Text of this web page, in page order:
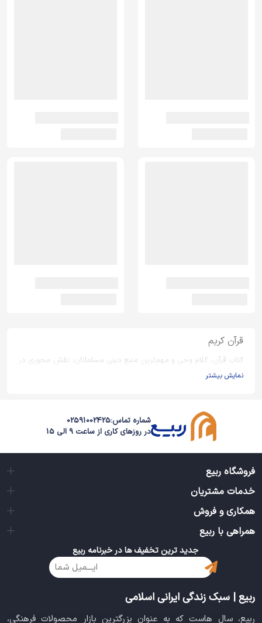
قرآن کریم
کتاب قرآن، کلام وحی و مهم‌ترین منبع دینی مسلمانان، نقش محوری در
زندگی فردی و اجتماعی هر مسلمانی دارد. در این دسته‌بندی، مجموعه‌ای
نسخه‌های آموزشی برای کودکان و نوجوانان است.
قرآن نفیس و قاب دار
قرآن‌های نفیس با جلدهای چرمی، قاب‌های چوبی یا جعبه‌های مخملی،
هم جنبه معنوی دارند و هم زیبایی بصری فوق‌العاده‌ای. این نسخه‌ها
سالگرد ازدواج یا ختم قرآن هستند. در این دسته می‌توانید قرآن‌های
نفیس با خط عثمان‌طه، ترجمه استاد الهی قمشه‌ای، فول‌رنگ، طلاکوب و
انواع ترجمه و تفسیر قرآن
برای بسیاری از افراد، آشنایی صرف با آیات کافی نیست و نیاز به فهم
عمیق‌تر مفاهیم الهی وجود دارد. به همین دلیل، کتاب‌هایی شامل ترجمه
و تفسیر قرآن بخش مهمی از این دسته‌بندی را تشکیل می‌دهند. از
ترجمه‌های ساده و روان تا تفاسیر دقیق همچون تفسیر المیزان، نمونه،
نور و حتی تفاسیر موضوعی، مجموعه‌ای جامع در اختیار شماست. این
نمایش بیشتر
شماره تماس:02591002425
در روزهای کاری از ساعت 9 الی 15
فروشگاه ربیع
خدمات مشتریان
همکاری و فروش
همراهی با ربیع
جدید ترین تخفیف ها در خبرنامه ربیع
ربیع | سبک زندگی ایرانی اسلامی
ربیع، سال هاست که به عنوان بزرگترین بازار محصولات فرهنگی،